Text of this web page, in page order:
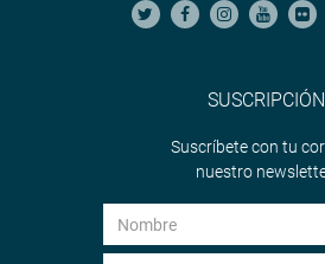
SUSCRIPCIÓN
Suscríbete con tu
nuestro